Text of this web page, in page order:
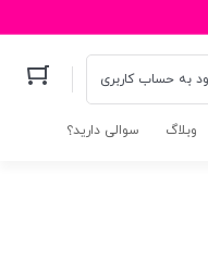
به حساب کاربری
وبلاگ سوالی دارید؟